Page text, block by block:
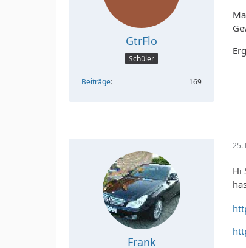
GtrFlo
Schüler
Beiträge 169
Frank
25.
Hi